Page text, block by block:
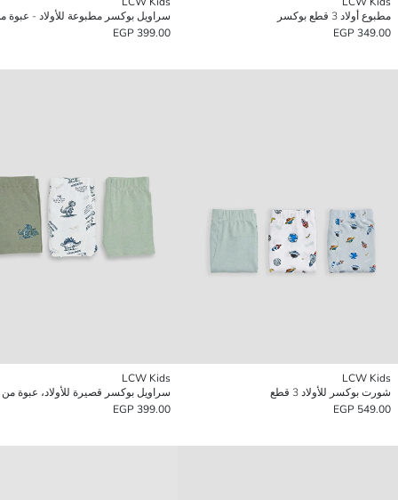
مطبوع أولاد 3 قطع بوكسر
349.00 EGP
399.00 EGP
LCW Kids
شورت بوكسر للأولاد 3 قطع
549.00 EGP
LCW Kids
سراويل بوكسر قصيرة للأولاد، عبوة من 3 قطع
399.00 EGP